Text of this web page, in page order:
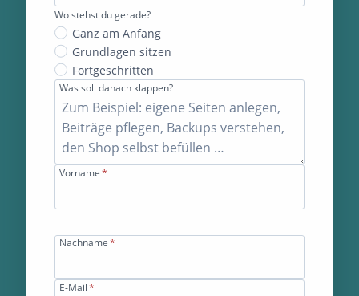
Wo stehst du gerade?
Ganz am Anfang
Grundlagen sitzen
Fortgeschritten
Was soll danach klappen?
Vorname*
Nachname*
E-Mail*